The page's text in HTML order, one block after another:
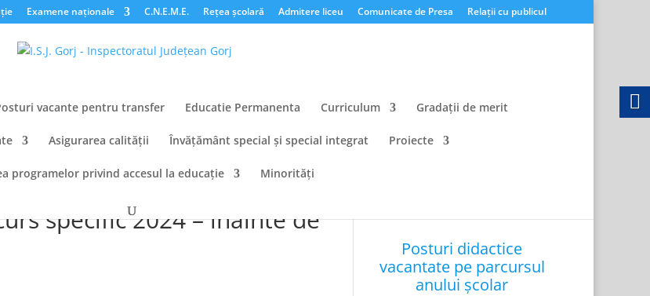
Examene naționale C.N.E.M.E. Rețea școlară Admitere liceu Comunicate de Presa Relații cu publicul
vacante pentru transfer Educatie Permanenta Curriculum Gradații de merit
Asigurarea calității Învățământ special și special integrat Proiecte
programelor privind accesul la educație Minorități
specific 2024 – înainte de
Posturi didactice
vacantate pe parcursul
anului școlar